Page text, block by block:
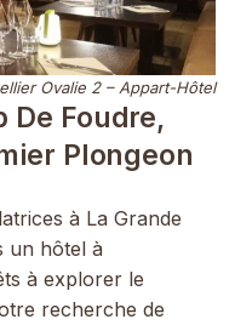
Ovalie 2 – Appart-Hôtel
De Foudre,
Plongeon
à La Grande
un hôtel à
à explorer le
recherche de